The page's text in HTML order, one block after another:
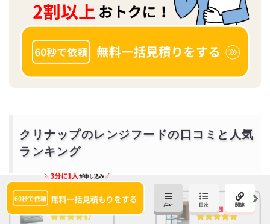
クリナップのレンジフードの口コミと人気
ランキング